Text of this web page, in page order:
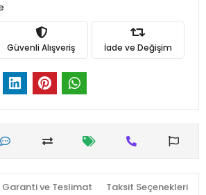
Güvenli Alışveriş İade ve Değişim
Garanti ve Teslimat Taksit Seçenekleri